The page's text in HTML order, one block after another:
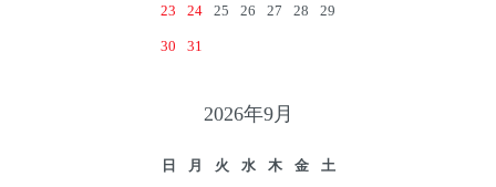
23 24 25 26 27 28 29
30 31
2026年9月
日 月 火 水 木 金 土